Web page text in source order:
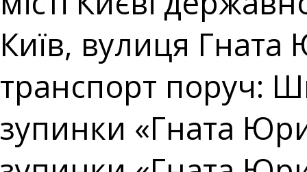
Київ, вулиця
транспорт поруч:
зупинки «Гната